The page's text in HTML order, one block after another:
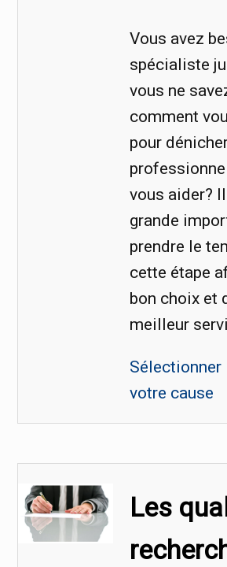
Vous avez
spécialiste
vous ne
comment
pour
vous aider? Il
grande
prendre le
cette étape
bon choix et
meilleur
Sélectionner
votre cause
Les